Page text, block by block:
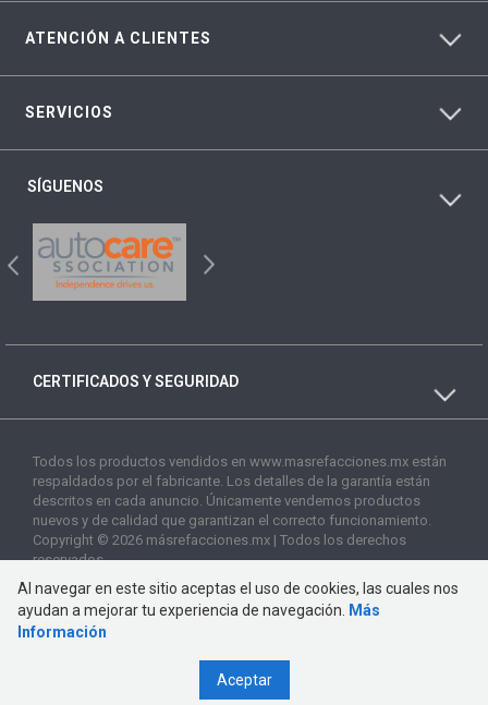
ATENCIÓN A CLIENTES
SERVICIOS
SÍGUENOS
CERTIFICADOS Y SEGURIDAD
Todos los productos vendidos en www.masrefacciones.mx están
respaldados por el fabricante. Los detalles de la garantía están
descritos en cada anuncio. Únicamente vendemos productos
nuevos y de calidad que garantizan el correcto funcionamiento.
Copyright © 2026 másrefacciones.mx | Todos los derechos
reservados
Al navegar en este sitio aceptas el uso de cookies, las cuales nos
ayudan a mejorar tu experiencia de navegación.
Más
Información
Aceptar